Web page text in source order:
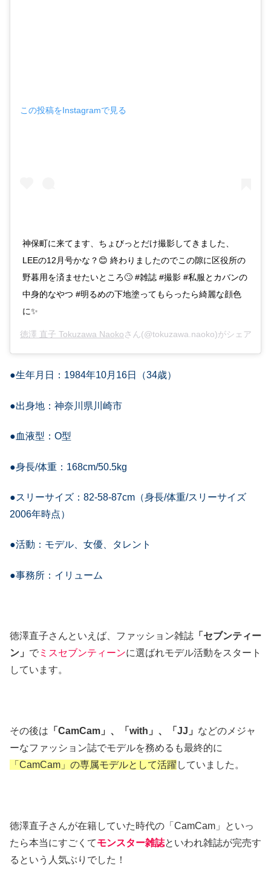
この投稿をInstagramで見る
神保町に来てます、ちょびっとだけ撮影してきました、
LEEの12月号かな？😊 終わりましたのでこの隙に区役所の
野暮用を済ませたいところ🙄 #雑誌 #撮影 #私服とカバンの
中身的なやつ #明るめの下地塗ってもらったら綺麗な顔色
に✨
徳澤 直子 Tokuzawa Naokoさん(@tokuzawa.naoko)がシェアし
●生年月日：1984年10月16日（34歳）
●出身地：神奈川県川崎市
●血液型：O型
●身長/体重：168cm/50.5kg
●スリーサイズ：82-58-87cm（身長/体重/スリーサイズ
2006年時点）
●活動：モデル、女優、タレント
●事務所：イリューム
徳澤直子さんといえば、ファッション雑誌 「セブンティー
ン」 で ミスセブンティーンに選ばれモデル活動をスタート
しています。
その後は 「CamCam」、「with」、「JJ」 などのメジャ
ーなファッション誌でモデルを務めるも最終的に
「CamCam」の専属モデルとして活躍 していました。
徳澤直子さんが在籍していた時代の「CamCam」といっ
たら本当にすごくてモンスター雑誌といわれ雑誌が完売す
るという人気ぶりでした！